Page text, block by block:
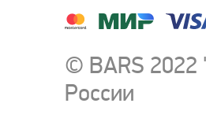
© BARS
России